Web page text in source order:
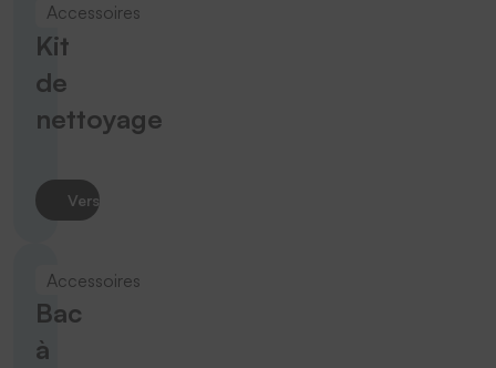
Accessoires
Kit
de
nettoyage
Vers le produit
Accessoires
Bac
à